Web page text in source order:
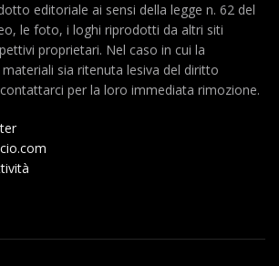
editoriale ai sensi della legge n. 62 del
le foto, i loghi riprodotti da altri siti
proprietari. Nel caso in cui la
sia ritenuta lesiva del diritto
contattarci per la loro immediata rimozione.